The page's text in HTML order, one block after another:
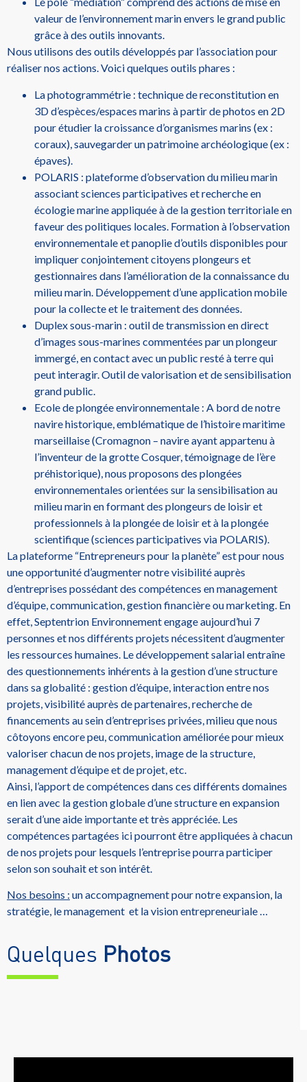
valeur de l’environnement marin envers le grand public
grâce à des outils innovants.
Nous utilisons des outils développés par l’association pour
réaliser nos actions. Voici quelques outils phares :
La photogrammétrie : technique de reconstitution en
3D d’espèces/espaces marins à partir de photos en 2D
pour étudier la croissance d’organismes marins (ex :
coraux), sauvegarder un patrimoine archéologique (ex :
épaves).
POLARIS : plateforme d’observation du milieu marin
associant sciences participatives et recherche en
écologie marine appliquée à de la gestion territoriale en
faveur des politiques locales. Formation à l’observation
environnementale et panoplie d’outils disponibles pour
impliquer conjointement citoyens plongeurs et
gestionnaires dans l’amélioration de la connaissance du
milieu marin. Développement d’une application mobile
pour la collecte et le traitement des données.
Duplex sous-marin : outil de transmission en direct
d’images sous-marines commentées par un plongeur
immergé, en contact avec un public resté à terre qui
peut interagir. Outil de valorisation et de sensibilisation
grand public.
Ecole de plongée environnementale : A bord de notre
navire historique, emblématique de l’histoire maritime
marseillaise (Cromagnon – navire ayant appartenu à
l’inventeur de la grotte Cosquer, témoignage de l’ère
préhistorique), nous proposons des plongées
environnementales orientées sur la sensibilisation au
milieu marin en formant des plongeurs de loisir et
professionnels à la plongée de loisir et à la plongée
scientifique (sciences participatives via POLARIS).
La plateforme “Entrepreneurs pour la planète” est pour nous
une opportunité d’augmenter notre visibilité auprès
d’entreprises possédant des compétences en management
d’équipe, communication, gestion financière ou marketing. En
effet, Septentrion Environnement engage aujourd’hui 7
personnes et nos différents projets nécessitent d’augmenter
les ressources humaines. Le développement salarial entraîne
des questionnements inhérents à la gestion d’une structure
dans sa globalité : gestion d’équipe, interaction entre nos
projets, visibilité auprès de partenaires, recherche de
financements au sein d’entreprises privées, milieu que nous
côtoyons encore peu, communication améliorée pour mieux
valoriser chacun de nos projets, image de la structure,
management d’équipe et de projet, etc.
Ainsi, l’apport de compétences dans ces différents domaines
en lien avec la gestion globale d’une structure en expansion
serait d’une aide importante et très appréciée. Les
compétences partagées ici pourront être appliquées à chacun
de nos projets pour lesquels l’entreprise pourra participer
selon son souhait et son intérêt.
Nos besoins : un accompagnement pour notre expansion, la
stratégie, le management et la vision entrepreneuriale …
Quelques Photos